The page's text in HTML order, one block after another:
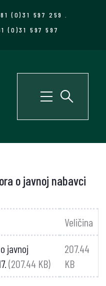
(0)31 597 259
(0)31 597 597
o javnoj nabavci
Veličina
javnoj
(207.44 KB)
207.44
KB